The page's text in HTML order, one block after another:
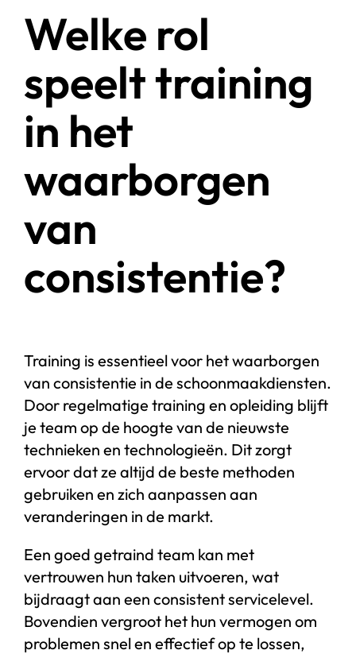
Welke rol
speelt training
in het
waarborgen
van
consistentie?
Training is essentieel voor het waarborgen
van consistentie in de schoonmaakdiensten.
Door regelmatige training en opleiding blijft
je team op de hoogte van de nieuwste
technieken en technologieën. Dit zorgt
ervoor dat ze altijd de beste methoden
gebruiken en zich aanpassen aan
veranderingen in de markt.
Een goed getraind team kan met
vertrouwen hun taken uitvoeren, wat
bijdraagt aan een consistent servicelevel.
Bovendien vergroot het hun vermogen om
problemen snel en effectief op te lossen,